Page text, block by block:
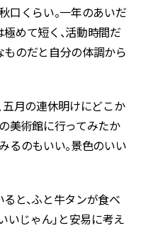
口くらい。一年のあいだ
めて短く、活動時間だ
のだと自分の体調から
五月の連休明けにどこか
美術館に行ってみたか
るのもいい。景色のいい
と、ふと牛タンが食べ
いじゃん」と安易に考え